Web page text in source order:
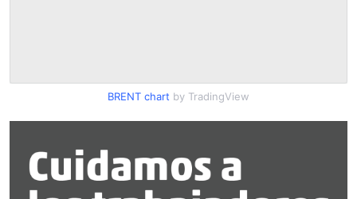
BRENT chart by TradingView